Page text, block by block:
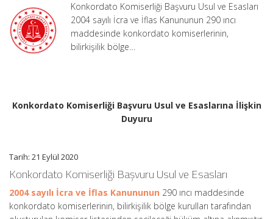
Duyuru
için
Konkordato Komiserliği Başvuru Usul ve Esasları
2004 sayılı İcra ve İflas Kanununun 290 ıncı
maddesinde konkordato komiserlerinin,
bilirkişilik bölge…
Konkordato Komiserliği Başvuru Usul ve Esaslarına İlişkin
Duyuru
Tarih: 21 Eylül 2020
Konkordato Komiserliği Başvuru Usul ve Esasları
2004 sayılı İcra ve İflas Kanununun 290 ıncı maddesinde
konkordato komiserlerinin, bilirkişilik bölge kurulları tarafından